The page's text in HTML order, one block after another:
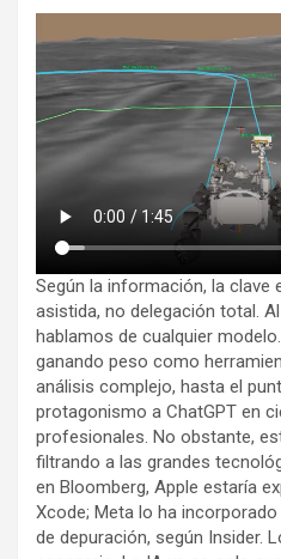
Según la información, la clave
asistida, no delegación total.
hablamos de cualquier
ganando peso como
análisis complejo, hasta el
protagonismo a ChatGPT en
profesionales. No obstante,
filtrando a las grandes
en Bloomberg, Apple estaría
Xcode; Meta lo ha
de depuración, según Insider.